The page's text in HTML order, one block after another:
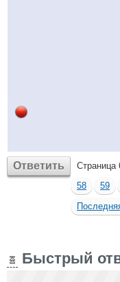
Ответить Страница
58
59
Быстрый